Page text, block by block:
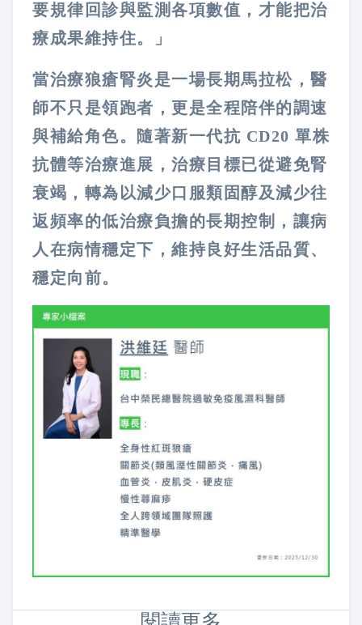
要規律回診與監測各項數值，才能把治
療成果維持住。」
當治療狼瘡腎炎是一場長期馬拉松，醫
師不只是領跑者，更是全程陪伴的調速
與補給角色。隨著新一代抗 CD20 單株
抗體等治療進展，治療目標已從避免腎
衰竭，轉為以減少口服類固醇及減少往
返頻率的低治療負擔的長期控制，讓病
人在病情穩定下，維持良好生活品質、
穩定向前。